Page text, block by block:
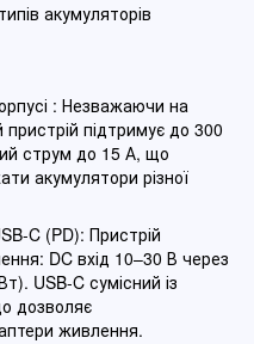
акумуляторів
: Незважаючи на
пристрій підтримує до 300
струм до 15 А, що
акумулятори різної
C (PD): Пристрій
DC вхід 10–30 В через
USB-C сумісний із
дозволяє
живлення.